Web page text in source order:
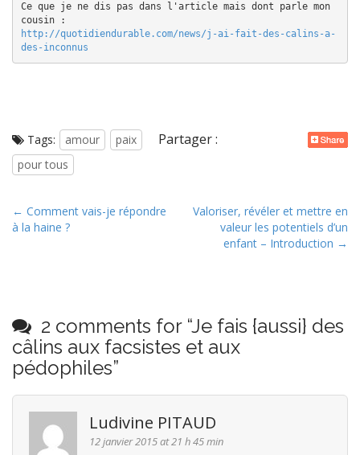
Ce que je ne dis pas dans l'article mais dont parle mon
http://quotidiendurable.com/news/j-ai-fait-des-calins-a-
des-inconnus
Partager :
Tags: amour
paix
pour tous
P
o
a
v
i
g
a
← Comment vais-je répondre
à la haine ?
Valoriser, révéler et mettre en
valeur les potentiels d’un
enfant – Introduction →
2 comments for “Je fais {aussi} des
câlins aux facsistes et aux
pédophiles”
Ludivine PITAUD
12 janvier 2015 at 21 h 45 min